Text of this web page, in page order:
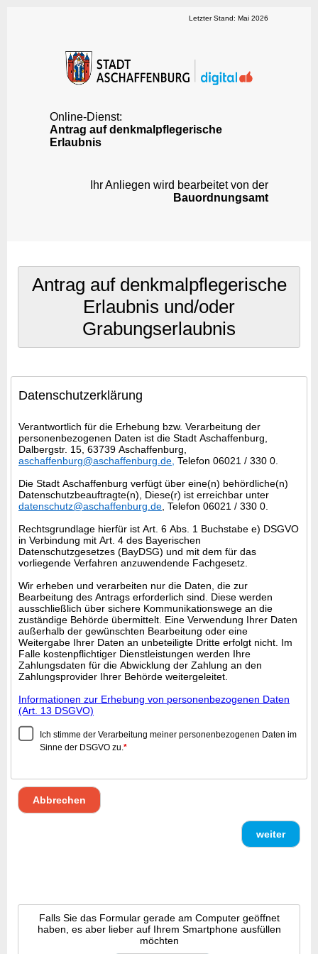
Letzter Stand: Mai 2026
Online-Dienst:
Antrag auf denkmalpflegerische
Erlaubnis
Ihr Anliegen wird bearbeitet von der
Bauordnungsamt
Antrag auf denkmalpflegerische
Erlaubnis und/oder
Grabungserlaubnis
Datenschutzerklärung
Verantwortlich für die Erhebung bzw. Verarbeitung der
personenbezogenen Daten ist die Stadt Aschaffenburg,
Dalbergstr. 15, 63739 Aschaffenburg,
aschaffenburg@aschaffenburg.de Telefon 06021 / 330 0.
Die Stadt Aschaffenburg verfügt über eine(n) behördliche(n)
Datenschutzbeauftragte(n), Diese(r) ist erreichbar unter
datenschutz@aschaffenburg.de , Telefon 06021 / 330 0.
Rechtsgrundlage hierfür ist Art. 6 Abs. 1 Buchstabe e) DSGVO
in Verbindung mit Art. 4 des Bayerischen
Datenschutzgesetzes (BayDSG) und mit dem für das
vorliegende Verfahren anzuwendende Fachgesetz.
Wir erheben und verarbeiten nur die Daten, die zur
Bearbeitung des Antrags erforderlich sind. Diese werden
ausschließlich über sichere Kommunikationswege an die
zuständige Behörde übermittelt. Eine Verwendung Ihrer Daten
außerhalb der gewünschten Bearbeitung oder eine
Weitergabe Ihrer Daten an unbeteiligte Dritte erfolgt nicht. Im
Falle kostenpflichtiger Dienstleistungen werden Ihre
Zahlungsdaten für die Abwicklung der Zahlung an den
Zahlungsprovider Ihrer Behörde weitergeleitet.
Informationen zur Erhebung von personenbezogenen Daten
(Art. 13 DSGVO)
Ich stimme der Verarbeitung meiner personenbezogenen Daten im
Sinne der DSGVO zu.*
Abbrechen
weiter
Falls Sie das Formular gerade am Computer geöffnet
haben, es aber lieber auf Ihrem Smartphone ausfüllen
möchten